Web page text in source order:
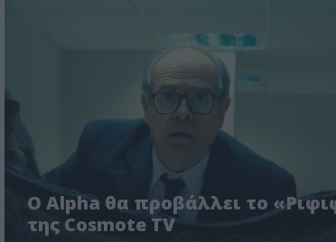
Ο Alpha θα προβάλλει το
της Cosmote TV